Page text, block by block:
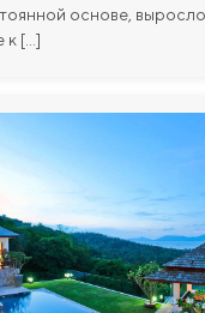
основе, выросло
к [...]